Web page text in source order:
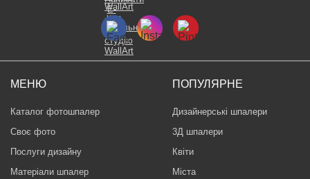
МЕНЮ
Каталог фотошпалер
Своє фото
Послуги дизайну
Матеріали шпалер
ПОПУЛЯРНЕ
Дизайнерські шпалери
3Д шпалери
Квіти
Міста